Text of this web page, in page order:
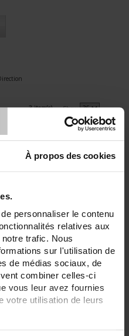
À propos des cookies
personnaliser le contenu
relatives aux
trafic. Nous
sur l'utilisation de
de médias sociaux, de
combiner celles-ci
vous leur avez fournies
votre utilisation de leurs
3 item(s) Show
or DC auxiliary power supply